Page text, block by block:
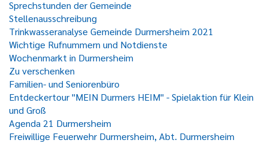
Sprechstunden der Gemeinde
Stellenausschreibung
Trinkwasseranalyse Gemeinde Durmersheim 2021
Wichtige Rufnummern und Notdienste
Wochenmarkt in Durmersheim
Zu verschenken
Familien- und Seniorenbüro
Entdeckertour "MEIN Durmers HEIM" - Spielaktion für Klein
und Groß
Agenda 21 Durmersheim
Freiwillige Feuerwehr Durmersheim, Abt. Durmersheim